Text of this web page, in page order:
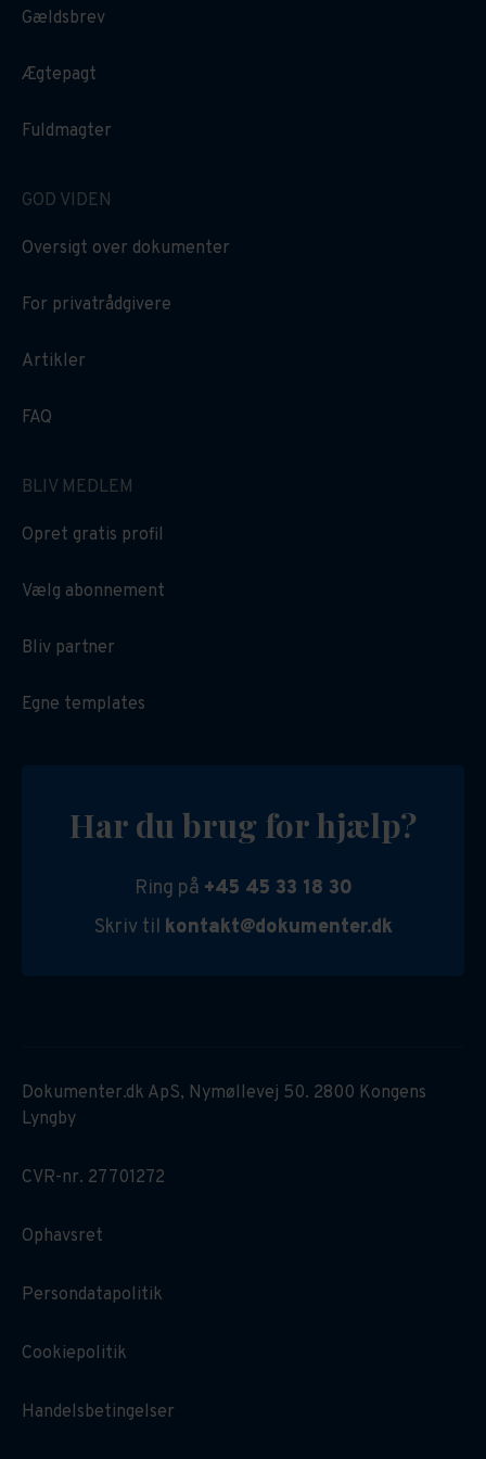
Gældsbrev
Ægtepagt
Fuldmagter
GOD VIDEN
Oversigt over dokumenter
For privatrådgivere
Artikler
FAQ
BLIV MEDLEM
Opret gratis profil
Vælg abonnement
Bliv partner
Egne templates
Har du brug for hjælp?
Ring på +45 45 33 18 30
Skriv til kontakt@dokumenter.dk
Dokumenter.dk ApS, Nymøllevej 50. 2800 Kongens
Lyngby
CVR-nr. 27701272
Ophavsret
Persondatapolitik
Cookiepolitik
Handelsbetingelser